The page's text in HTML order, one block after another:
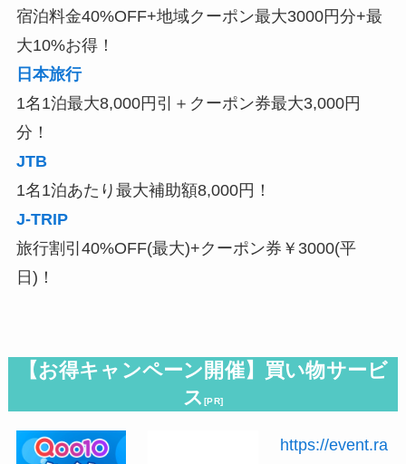
宿泊料金40%OFF+地域クーポン最大3000円分+最
大10%お得！
日本旅行
1名1泊最大8,000円引＋クーポン券最大3,000円
分！
JTB
1名1泊あたり最大補助額8,000円！
J-TRIP
旅行割引40%OFF(最大)+クーポン券￥3000(平
日)！
【お得キャンペーン開催】買い物サービ
ス[PR]
https://event.ra